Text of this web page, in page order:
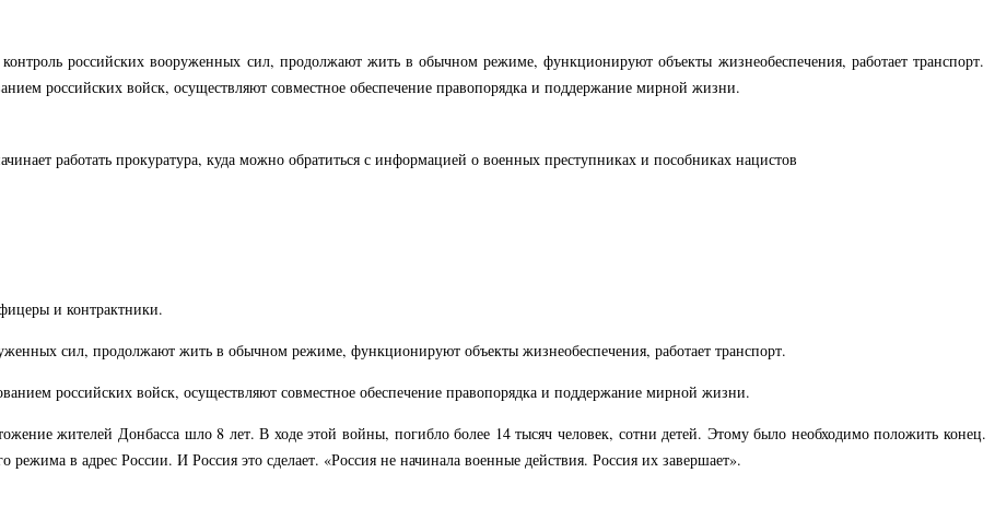
российских вооруженных сил, продолжают жить в обычном режиме, функционируют объекты жизнеобеспечения, работает транспорт.
российских войск, осуществляют совместное обеспечение правопорядка и поддержание мирной жизни.
работать прокуратура, куда можно обратиться с информацией о военных преступниках и пособниках нацистов
и контрактники.
сил, продолжают жить в обычном режиме, функционируют объекты жизнеобеспечения, работает транспорт.
российских войск, осуществляют совместное обеспечение правопорядка и поддержание мирной жизни.
жителей Донбасса шло 8 лет. В ходе этой войны, погибло более 14 тысяч человек, сотни детей. Этому было необходимо положить конец.
в адрес России. И Россия это сделает. «Россия не начинала военные действия. Россия их завершает».